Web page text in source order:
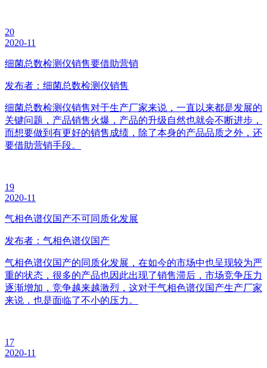
20
2020-11
细菌总数检测仪销售要借助营销
发布者：细菌总数检测仪销售
细菌总数检测仪销售对于生产厂家来说，一直以来都是发展的
关键问题，产品销售火爆，产品的升级自然也就会不断进步，
而想要做到有更好的销售成绩，除了本身的产品品质之外，还
要借助营销手段。
19
2020-11
气相色谱仪国产不可同质化发展
发布者：气相色谱仪国产
气相色谱仪国产的同质化发展，在如今的市场中也呈现较为严
重的状态，很多的产品也因此出现了销售滞后，市场竞争压力
逐渐增加，竞争越来越激烈，这对于气相色谱仪国产生产厂家
来说，也是面临了不小的压力。
17
2020-11